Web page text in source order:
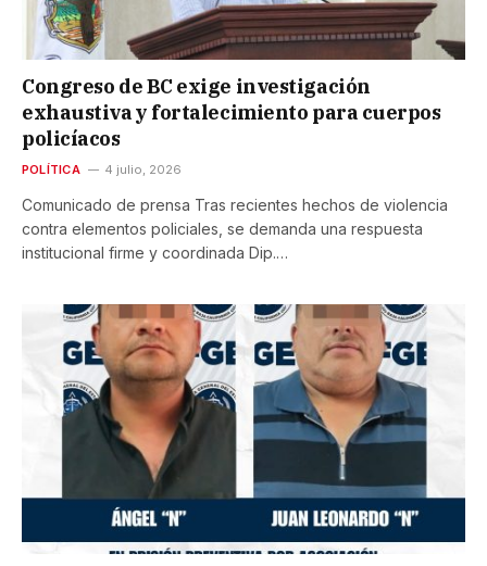
Congreso de BC exige investigación
exhaustiva y fortalecimiento para cuerpos
policíacos
POLÍTICA 4 julio, 2026
Comunicado de prensa Tras recientes hechos de violencia
contra elementos policiales, se demanda una respuesta
institucional firme y coordinada Dip.…